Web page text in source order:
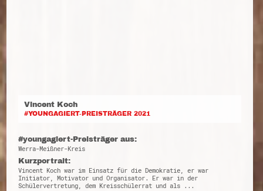
Vincent Koch
#YOUNGAGIERT-PREISTRÄGER 2021
#youngagiert-Preisträger aus:
Werra-Meißner-Kreis
Kurzportrait:
Vincent Koch war im Einsatz für die Demokratie, er war
Initiator, Motivator und Organisator. Er war in der
Schülervertretung, dem Kreisschülerrat und als ...